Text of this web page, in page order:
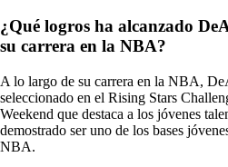
¿Qué logros ha alcanzado
su carrera en la NBA?
A lo largo de su carrera en la NBA,
seleccionado en el Rising Stars
Weekend que destaca a los jóvenes
demostrado ser uno de los bases
NBA.